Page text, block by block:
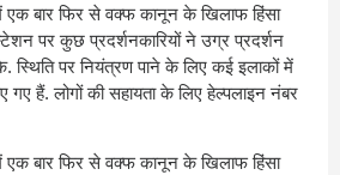
में एक बार फिर से वक्फ कानून के खिलाफ हिंसा
पर कुछ प्रदर्शनकारियों ने उग्र प्रदर्शन
पर नियंत्रण पाने के लिए कई इलाकों में
हैं. लोगों की सहायता के लिए हेल्पलाइन नंबर
में एक बार फिर से वक्फ कानून के खिलाफ हिंसा